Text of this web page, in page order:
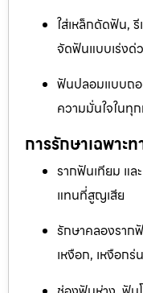
ใส่เหล็กดัดฟัน,
จัดฟันแบบเร่งด่
ฟันปลอมแบบถอ
ความมั่นใจในทุ
การรักษาเฉพาะ
รากฟันเทียม แ
แทนที่สูญเสีย
รักษาคลองราก
เหงือก, เหงือกร่น